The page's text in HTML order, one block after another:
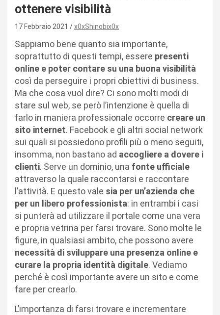
ottenere visibilità
17 Febbraio 2021 x0xShinobix0x
Sappiamo bene quanto sia importante,
soprattutto di questi tempi, essere presenti
online e poter contare su una buona visibilità
così da perseguire i propri obiettivi di business.
Ma che cosa vuol dire? Ci sono molti modi di
stare sul web, se però l’intenzione è quella di
farlo in maniera professionale occorre creare un
sito internet. Facebook e gli altri social network
sui quali si possiedono profili più o meno seguiti,
insomma, non bastano ad accogliere a dovere i
clienti. Serve un dominio, una fonte ufficiale
attraverso la quale raccontarsi e raccontare
l’attività. E questo vale sia per un’azienda che
per un libero professionista: in entrambi i casi
si punterà ad utilizzare il portale come una vera
e propria vetrina per farsi trovare. Sono molte le
figure, in qualsiasi ambito, che possono avere
necessità di sviluppare una presenza online e
curare la propria identità digitale. Vediamo
perché è così importante avere un sito e come
fare per crearlo.
L’importanza di farsi trovare e incrementare